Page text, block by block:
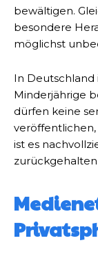
bewältigen.
besondere
möglichst
In Deutschland
Minderjährige
dürfen keine
ist es